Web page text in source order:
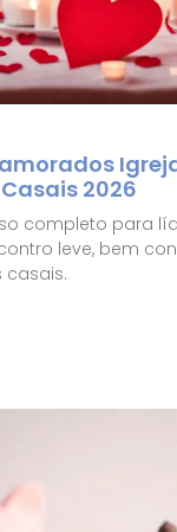
2026
completo para
leve, bem
casais.